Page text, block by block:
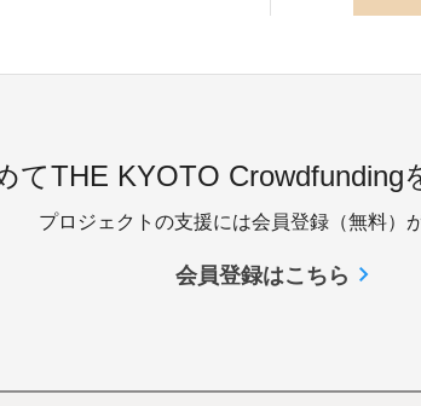
てTHE KYOTO Crowdfunding
プロジェクトの支援には会員登録（無料）
会員登録はこちら